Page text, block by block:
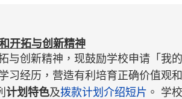
开拓与创新精神
与创新精神，现鼓励学校申请「我
习经历，营造有利培育正确价值观
计划特色及拨款计划介绍短片 。 学